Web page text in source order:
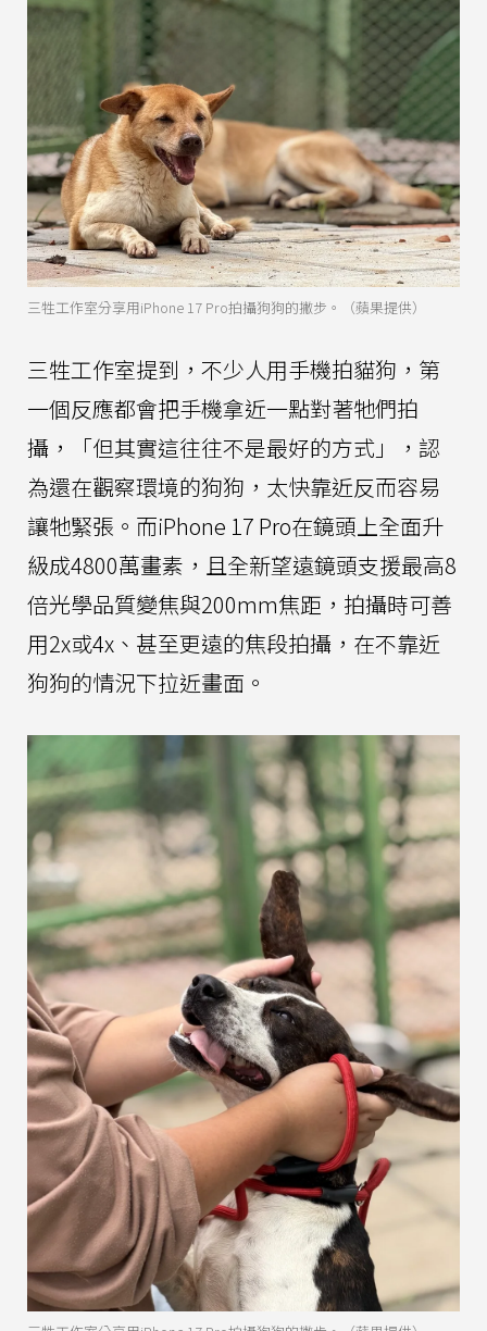
三牲工作室分享用iPhone 17 Pro拍攝狗狗的撇步。（蘋果提供）
三牲工作室提到，不少人用手機拍貓狗，第
一個反應都會把手機拿近一點對著牠們拍
攝，「但其實這往往不是最好的方式」，認
為還在觀察環境的狗狗，太快靠近反而容易
讓牠緊張。而iPhone 17 Pro在鏡頭上全面升
級成4800萬畫素，且全新望遠鏡頭支援最高8
倍光學品質變焦與200mm焦距，拍攝時可善
用2x或4x、甚至更遠的焦段拍攝，在不靠近
狗狗的情況下拉近畫面。